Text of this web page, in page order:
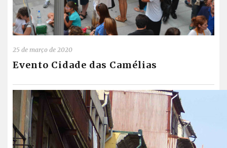
25 de março de 2020
Evento Cidade das Camélias